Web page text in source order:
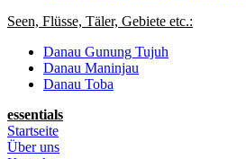
Seen, Flüsse, Täler, Gebiete etc.:
Danau Gunung Tujuh
Danau Maninjau
Danau Toba
essentials
Startseite
Über uns